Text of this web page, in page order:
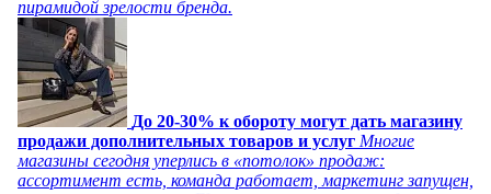
пирамидой зрелости бренда.
До 20-30% к обороту могут дать магазину
продажи дополнительных товаров и услуг Многие
магазины сегодня уперлись в «потолок» продаж:
ассортимент есть, команда работает, маркетинг запущен,